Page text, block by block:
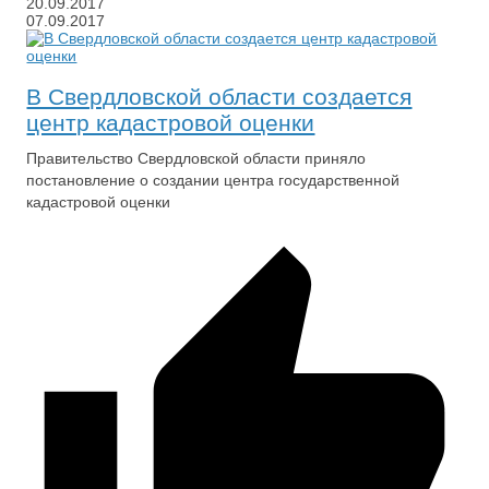
20.09.2017
07.09.2017
В Свердловской области создается
центр кадастровой оценки
Правительство Свердловской области приняло
постановление о создании центра государственной
кадастровой оценки